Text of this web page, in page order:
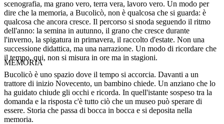
scenografia, ma grano vero, terra vera, lavoro vero. Un modo per
dire che la memoria, a Bucolicò, non è qualcosa che si guarda: è
qualcosa che ancora cresce. Il percorso si snoda seguendo il ritmo
dell'anno: la semina in autunno, il grano che cresce durante
l'inverno, la spigatura in primavera, il raccolto d'estate. Non una
successione didattica, ma una narrazione. Un modo di ricordare che
il tempo, qui, non si misura in ore ma in stagioni.
Bucolicò è uno spazio dove il tempo si accorcia. Davanti a un
trattore di inizio Novecento, un bambino chiede. Un anziano che lo
ha guidato chiude gli occhi e ricorda. In quell'istante sospeso tra la
domanda e la risposta c'è tutto ciò che un museo può sperare di
essere. Storia che passa di bocca in bocca e si deposita nella
memoria.
MEMORIA